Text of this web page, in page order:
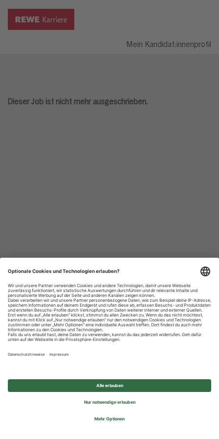
Mein Kandidat:innenprofil
Dieser Job ist nicht mehr ausgeschrieben.
Datenschutzhinweise
Impressum
Privatsphäre-Einstellungen
© 2026 REWE Group - All rights reserved